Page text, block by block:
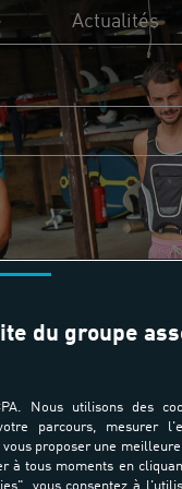
quoi ?
de l'UCPA
Actualités
du groupe
Nous utilisons des
parcours, mesurer
proposer une meilleure
à tous moments en